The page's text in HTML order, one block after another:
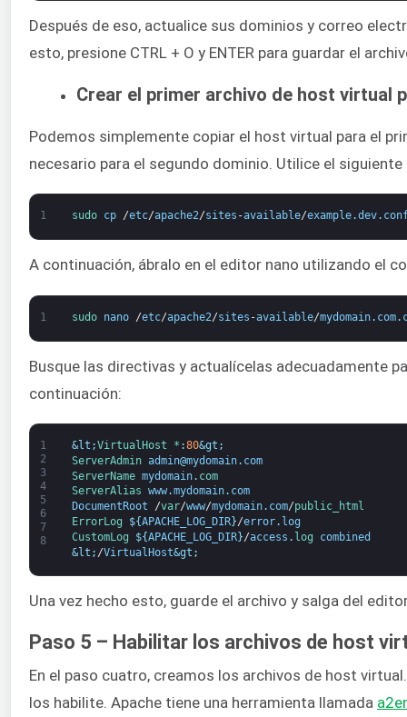
Después de eso, actualice sus dominios y correo
esto, presione CTRL + O y ENTER para guardar el
Crear el primer archivo de host virtual
Podemos simplemente copiar el host virtual para el
necesario para el segundo dominio. Utilice el
1 sudo cp /etc/apache2/sites -available/example.dev.
A continuación, ábralo en el editor nano utilizando el
1 sudo nano /etc/apache2/sites -available/mydomain. com.
Busque las directivas y actualícelas adecuadamente
continuación:
1
2
3
4
5
6
7
8
&lt;VirtualHost * :80&gt;
ServerAdmin admin@mydomain. com
ServerName mydomain. com
ServerAlias www.mydomain. com
DocumentRoot
/var/www/mydomain. com/public_html
ErrorLog
${APACHE_LOG_DIR}/error. log
CustomLog
${APACHE_LOG_DIR}/access . log
combined
&lt; /VirtualHost&gt;
Una vez hecho esto, guarde el archivo y salga del
Paso 5 – Habilitar los archivos de host
En el paso cuatro, creamos los archivos de host
los habilite. Apache tiene una herramienta llamada